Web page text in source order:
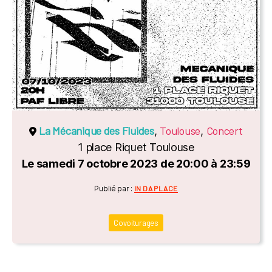
La Mécanique des Fluides, Toulouse, Concert
1 place Riquet Toulouse
Le samedi 7 octobre 2023 de 20:00 à 23:59
Catégories
Publié par : IN DA PLACE
Covoiturages